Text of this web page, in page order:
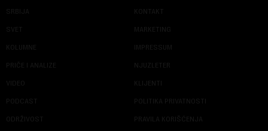
SRBIJA
SVET
KOLUMNE
PRIČE I ANALIZE
VIDEO
PODCAST
ODRŽIVOST
KONTAKT
MARKETING
IMPRESSUM
NJUZLETER
KLIJENTI
POLITIKA PRIVATNOSTI
PRAVILA KORIŠĆENJA